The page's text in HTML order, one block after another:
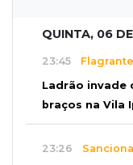
QUINTA, 06
23:45 Flagrante
Ladrão invade
braços na Vila
23:26